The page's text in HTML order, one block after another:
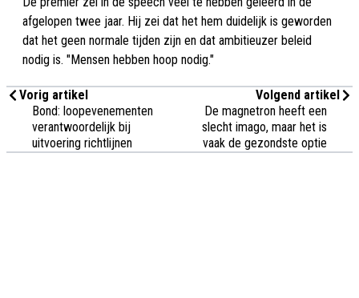
afgelopen twee jaar. Hij zei dat het hem duidelijk is geworden
dat het geen normale tijden zijn en dat ambitieuzer beleid
nodig is. "Mensen hebben hoop nodig."
Vorig artikel
Bond: loopevenementen
verantwoordelijk bij
uitvoering richtlijnen
Volgend artikel
De magnetron heeft een
slecht imago, maar het is
vaak de gezondste optie